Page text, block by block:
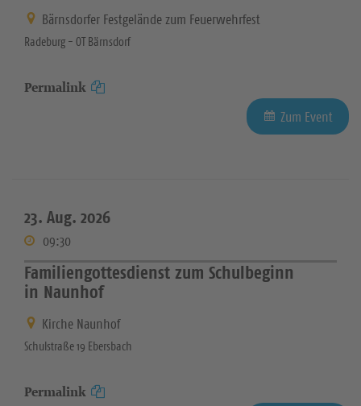
Bärnsdorfer Festgelände zum Feuerwehrfest
Radeburg - OT Bärnsdorf
Permalink
Zum Event
23. Aug. 2026
09:30
Familiengottesdienst zum Schulbeginn
in Naunhof
Kirche Naunhof
Schulstraße 19 Ebersbach
Permalink